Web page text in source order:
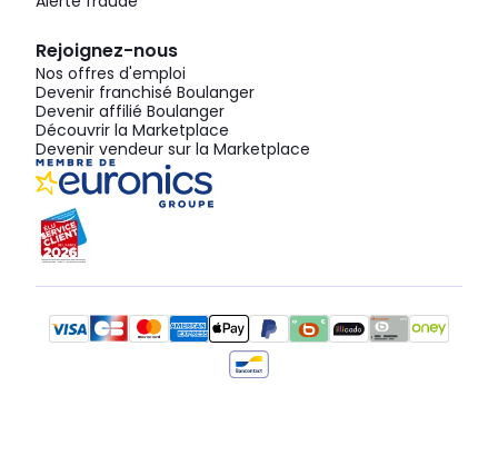
Rejoignez-nous
Nos offres d'emploi
Devenir franchisé Boulanger
Devenir affilié Boulanger
Découvrir la Marketplace
Devenir vendeur sur la Marketplace